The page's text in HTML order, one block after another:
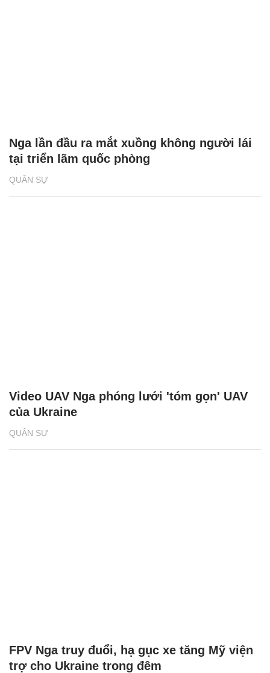
QUÂN SỰ
Nga lần đầu ra mắt xuồng không người lái
tại triển lãm quốc phòng
QUÂN SỰ
Video UAV Nga phóng lưới 'tóm gọn' UAV
của Ukraine
FPV Nga truy đuổi, hạ gục xe tăng Mỹ viện
trợ cho Ukraine trong đêm